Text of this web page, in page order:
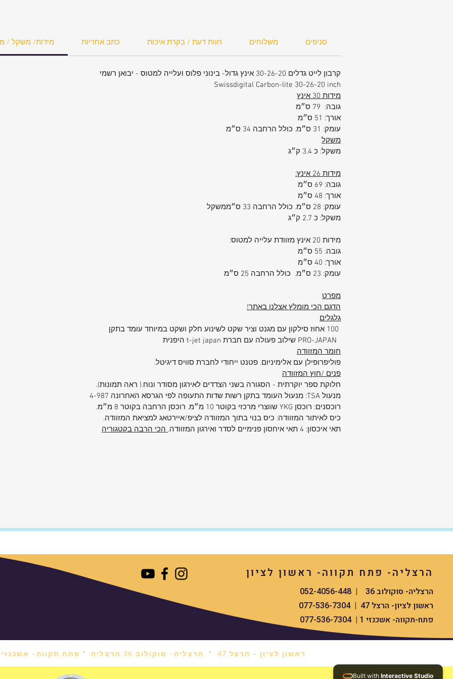
מידות/ משקל / כתב אחריות חוות דעת / בקרת איכות משלוחים סניפים
קרבון לייט גדלים 30-26-20 אינץ גדול- בינוני פלוס ועלייה למטוס - יבואן רשמי
Swissdigital Carbon-lite 30-26-20 inch
מידות 30 אינץ
גובה: 79 ס״מ
אורך: 51 ס״מ
עומק: 31 ס״מ. כולל הרחבה 34 ס״מ
משקל
משקל: כ 3.4 ק״ג
מידות 26 אינץ:
גובה: 69 ס״מ
אורך: 48 ס״מ
עומק: 28 ס״מ. כולל הרחבה 33 ס״ממשקל
משקל: כ 2.7 ק״ג
מידות 20 אינץ מזוודת עלייה למטוס:
גובה: 55 ס״מ
אורך: 40 ס״מ
עומק: 23 ס״מ. כולל הרחבה 25 ס״מ
מפרט
הדגם הכי מומלץ אצלנו באתר!
גלגלים
חומר המזוודה
פוליפרופילן עם אלימיניום. פטנט ייחודי לחברת סוויס דיגיטל.
פנים /חוץ המזוודה
חלוקת ספר יוקרתית - הסגורה בשני הצדדים לאירגון מסודר ונוח.( ראה תמונות).
מנעול TSA: מנעול העומד בתקן רשות שדות התעופה לפי הגרסא האחרונה 4-987
רוכסנים: רוכסן YKG שווצרי מרכזי בקוטר 10 מ״מ. רוכסן הרחבה בקוטר 8 מ״מ.
כיס לאיתור המזוודה: כיס בנוי בתוך המזוודה לציפ/איירטאג למציאת המזוודה.
תאי איכסון: 4 תאי איחסון פנימיים לסדר ואירגון המזוודה.
הכי הרבה בקטגוריה
הרצליה- פתח תקווה- ראשון לציון
הרצליה- סוקולוב 36 | 052-4056-448
ראשון לציון- הרצל 47 | 077-536-7304
פתח-תקווה- אשכנזי 1 | 077-536-7304
ראשון לציון - הרצל 47 * הרצליה- סוקולוב 36 הרצליה * פתח תקווה- אשכנזי 1 פתח
Built with Interactive Studio